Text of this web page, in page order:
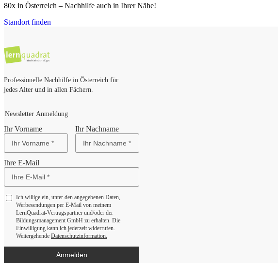
80x in Österreich – Nachhilfe auch in Ihrer Nähe!
Standort finden
Professionelle Nachhilfe in Österreich für
jedes Alter und in allen Fächern.
Newsletter Anmeldung
Ihr Vorname Ihr Nachname
Ihre E-Mail
Ich willige ein, unter den angegebenen Daten,
Werbesendungen per E-Mail von meinem
LernQuadrat-Vertragspartner und/oder der
Bildungsmanagement GmbH zu erhalten. Die
Einwilligung kann ich jederzeit widerrufen.
Weitergehende Datenschutzinformation.
Anmelden